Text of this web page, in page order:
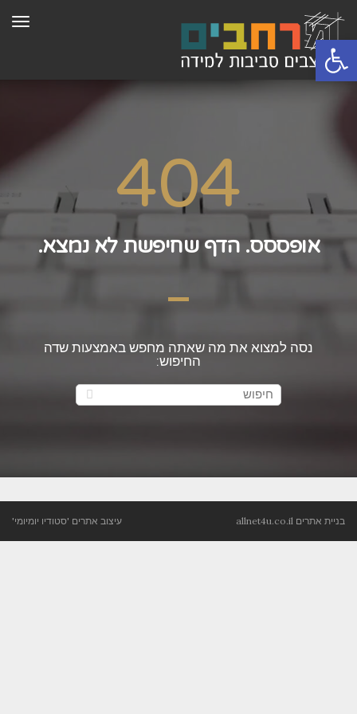
404
אופססס. הדף שחיפשת לא נמצא.
נסה למצוא את מה שאתה מחפש באמצעות שדה
החיפוש:
בניית אתרים allnet4u.co.il עיצוב אתרים 'סטודיו יומיומי'
פתח סרגל נגישות